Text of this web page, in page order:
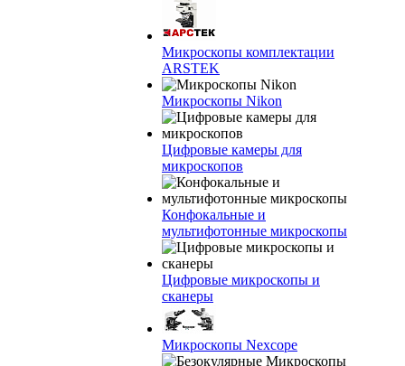
Микроскопы комплектации
ARSTEK
Микроскопы Nikon
Цифровые камеры для
микроскопов
Конфокальные и
мультифотонные микроскопы
Цифровые микроскопы и
сканеры
Микроскопы Nexcope